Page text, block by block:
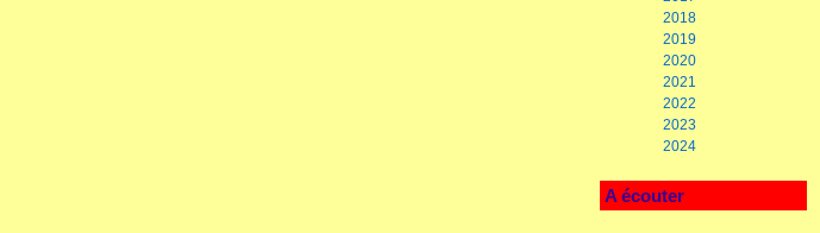
2018
2019
2020
2021
2022
2023
2024
A écouter